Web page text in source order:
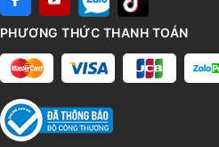
PHƯƠNG THỨC THANH TOÁN